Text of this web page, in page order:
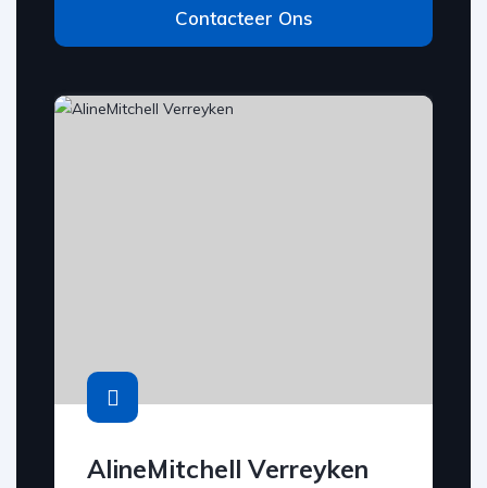
Contacteer Ons
AlineMitchell Verreyken